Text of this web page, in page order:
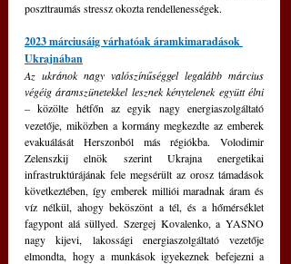
poszttraumás stressz okozta rendellenességek.
2023 márciusáig várhatóak áramkimaradások
Ukrajnában
Az ukránok nagy valószínűséggel legalább március
végéig áramszünetekkel lesznek kénytelenek együtt élni
– közölte hétfőn az egyik nagy energiaszolgáltató
vezetője, miközben a kormány megkezdte az emberek
evakuálását Herszonból más régiókba. Volodimir
Zelenszkij elnök szerint Ukrajna energetikai
infrastruktúrájának fele megsérült az orosz támadások
következtében, így emberek milliói maradnak áram és
víz nélkül, ahogy beköszönt a tél, és a hőmérséklet
fagypont alá süllyed. Szergej Kovalenko, a YASNO
nagy kijevi, lakossági energiaszolgáltató vezetője
elmondta, hogy a munkások igyekeznek befejezni a